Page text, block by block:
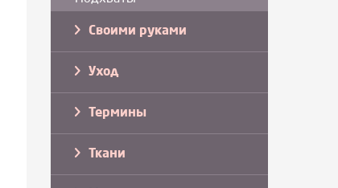
Своими руками
Уход
Термины
Ткани